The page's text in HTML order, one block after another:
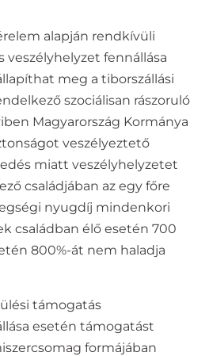
alapján rendkívüli
fennállása
meg a tiborszállási
szociálisan rászoruló
Magyarország Kormánya
veszélyeztető
miatt veszélyhelyzetet
családjában az egy főre
nyugdíj mindenkori
családban élő esetén 700
800%-át nem haladja
támogatás
esetén támogatást
formájában